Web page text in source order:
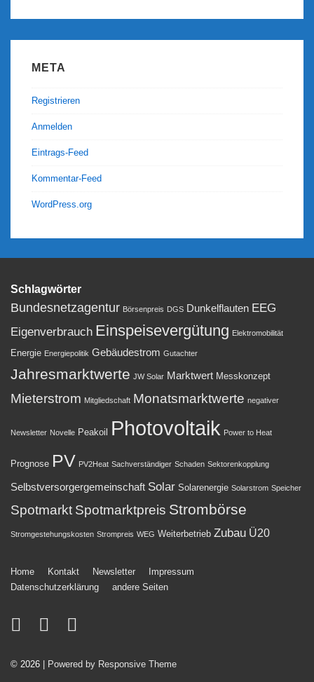
META
Registrieren
Anmelden
Eintrags-Feed
Kommentar-Feed
WordPress.org
Schlagwörter
Bundesnetzagentur Börsenpreis DGS Dunkelflauten EEG
Eigenverbrauch Einspeisevergütung Elektromobilität
Energie Energiepolitik Gebäudestrom Gutachter
Jahresmarktwerte JW Solar Marktwert Messkonzept
Mieterstrom Mitgliedschaft Monatsmarktwerte negativer
Newsletter Novelle Peakoil Photovoltaik Power to Heat
Prognose PV PV2Heat Sachverständiger Schaden Sektorenkopplung
Selbstversorgergemeinschaft Solar Solarenergie Solarstrom Speicher
Spotmarkt Spotmarktpreis Strombörse
Stromgestehungskosten Strompreis WEG Weiterbetrieb Zubau Ü20
Footer-
Menü
Home Kontakt Newsletter
Impressum
Datenschutzerklärung
andere Seiten
© 2026 | Powered by Responsive Theme